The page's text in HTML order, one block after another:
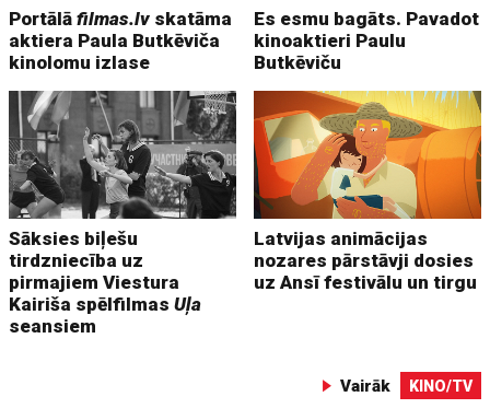
Portālāfilmas.lv skatāma
aktiera Paula Butkēviča
kinolomu izlase
Es esmu bagāts. Pavadot
kinoaktieri Paulu
Butkēviču
Sāksies biļešu
tirdzniecība uz
pirmajiem Viestura
Kairiša spēlfilmasUļa
seansiem
Latvijas animācijas
nozares pārstāvji dosies
uz Ansī festivālu un tirgu
Vairāk KINO/TV